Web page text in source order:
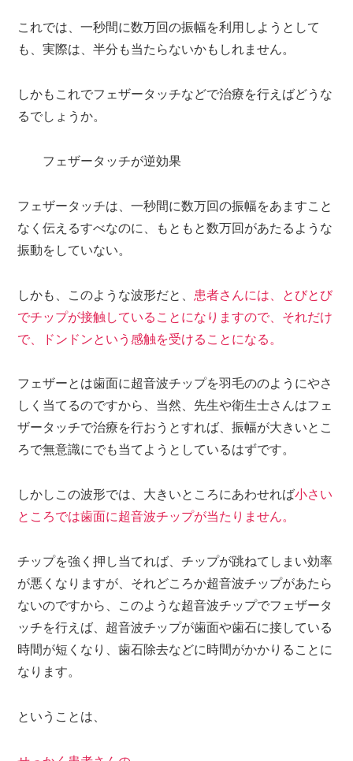
これでは、一秒間に数万回の振幅を利用しようとして
も、実際は、半分も当たらないかもしれません。
しかもこれでフェザータッチなどで治療を行えばどうな
るでしょうか。
フェザータッチが逆効果
フェザータッチは、一秒間に数万回の振幅をあますこと
なく伝えるすべなのに、もともと数万回があたるような
振動をしていない。
しかも、このような波形だと、 患者さんには、とびとび
でチップが接触していることになりますので、それだけ
で、ドンドンという感触を受けることになる。
フェザーとは歯面に超音波チップを羽毛ののようにやさ
しく当てるのですから、当然、先生や衛生士さんはフェ
ザータッチで治療を行おうとすれば、振幅が大きいとこ
ろで無意識にでも当てようとしているはずです。
しかしこの波形では、大きいところにあわせれば小さい
ところでは歯面に超音波チップが当たりません。
チップを強く押し当てれば、チップが跳ねてしまい効率
が悪くなりますが、それどころか超音波チップがあたら
ないのですから、このような超音波チップでフェザータ
ッチを行えば、超音波チップが歯面や歯石に接している
時間が短くなり、歯石除去などに時間がかかりることに
なります。
ということは、